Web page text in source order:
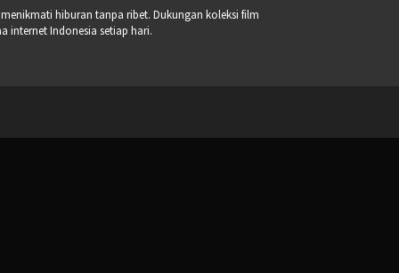
hiburan tanpa ribet. Dukungan koleksi film
internet Indonesia setiap hari.